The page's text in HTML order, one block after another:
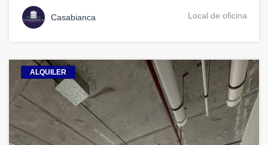
Casabianca Local de oficina
ALQUILER